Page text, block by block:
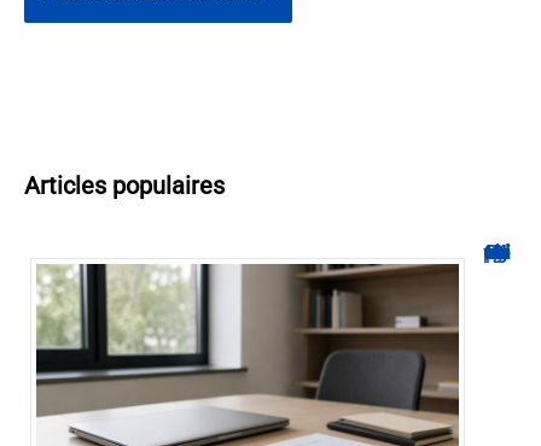
Articles populaires
Hyperplanning INSA CVL : comment suivre votre planning ?